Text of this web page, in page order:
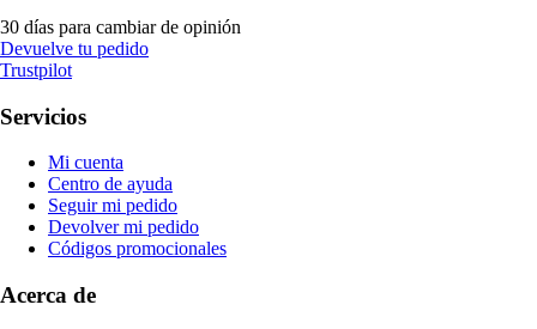
30 días para cambiar de opinión
Devuelve tu pedido
Trustpilot
Servicios
Mi cuenta
Centro de ayuda
Seguir mi pedido
Devolver mi pedido
Códigos promocionales
Acerca de